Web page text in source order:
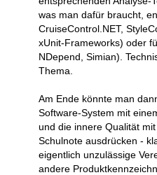
was man dafür braucht,
CruiseControl.NET,
xUnit-Frameworks) oder
NDepend, Simian).
Thema.
Am Ende könnte man
Software-System mit
und die innere Qualität
Schulnote ausdrücken -
eigentlich unzulässige
andere